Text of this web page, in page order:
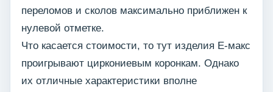
переломов и сколов максимально приближен к
нулевой отметке.
Что касается стоимости, то тут изделия Е-макс
проигрывают циркониевым коронкам. Однако
их отличные характеристики вполне